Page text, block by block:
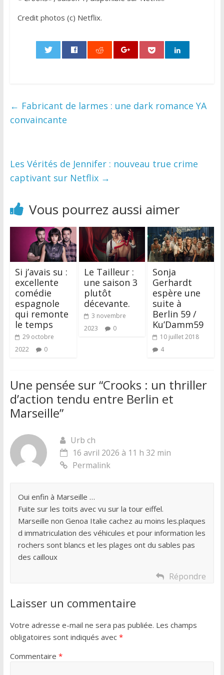
Credit photos (c) Netflix.
← Fabricant de larmes : une dark romance YA
convaincante
Les Vérités de Jennifer : nouveau true crime
captivant sur Netflix →
Vous pourrez aussi aimer
Si j’avais su :
excellente
comédie
espagnole
qui remonte
le temps
29 octobre
2022
0
Le Tailleur :
une saison 3
plutôt
décevante.
3 novembre
2023
0
Sonja
Gerhardt
espère une
suite à
Berlin 59 /
Ku’Damm59
10 juillet 2018
4
Une pensée sur “Crooks : un thriller
d’action tendu entre Berlin et
Marseille”
Urb ch
16 avril 2026 à 11 h 32 min
Permalink
Oui enfin à Marseille …
Fuite sur les toits avec vu sur la tour eiffel.
Marseille non Genoa Italie cachez au moins les.plaques
d immatriculation des véhicules et pour information les
rochers sont blancs et les plages ont du sables pas
des cailloux
Répondre
Laisser un commentaire
Votre adresse e-mail ne sera pas publiée. Les champs
obligatoires sont indiqués avec *
Commentaire *